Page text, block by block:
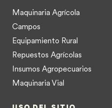
Maquinaria Agrícola
Campos
Equipamiento Rural
Repuestos Agrícolas
Insumos Agropecuarios
Maquinaria Vial